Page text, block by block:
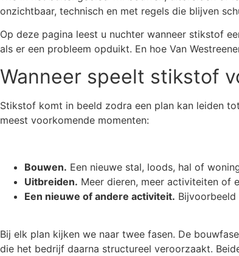
onzichtbaar, technisch en met regels die blijven
Op deze pagina leest u nuchter wanneer stikstof
als er een probleem opduikt. En hoe Van
Wanneer speelt stikstof
Stikstof komt in beeld zodra een plan kan leiden
meest voorkomende momenten:
Bouwen. Een nieuwe stal, loods, hal of
Uitbreiden. Meer dieren, meer activiteiten of
Een nieuwe of andere activiteit.
Bij elk plan kijken we naar twee fasen. De
die het bedrijf daarna structureel veroorzaakt.